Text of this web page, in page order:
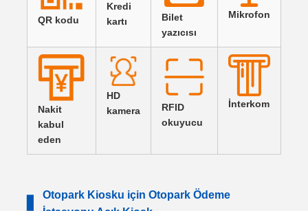
QR kodu
Kredi
kartı
Bilet
yazıcısı
Mikrofon
Nakit
kabul
eden
HD
kamera
RFID
okuyucu
İnterkom
Otopark Kiosku için Otopark Ödeme